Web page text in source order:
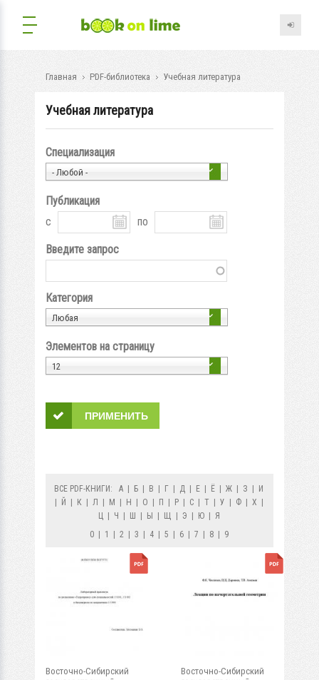
Главная PDF-библиотека Учебная литература
Учебная литература
Специализация
- Любой -
Публикация
с
по
Введите запрос
Категория
Любая
Элементов на страницу
12
ВСЕ PDF-КНИГИ: А Б В Г Д Е Ё Ж З
И
Й К Л М Н О П Р С Т У Ф Х
Ц
Ч Ш Ы Щ Э Ю
Я
0
1 2 3 4 5 6 7 8 9
Восточно-Сибирский
Восточно-Сибирский